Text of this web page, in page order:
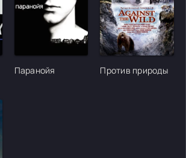
[/xfgiven_cvh_poster_urlcvh_poster_url]
Паранойя
[/
Против природы